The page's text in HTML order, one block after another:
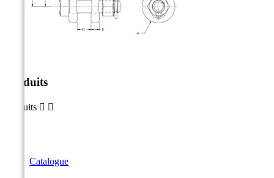
Produits
Produits  
Catalogue